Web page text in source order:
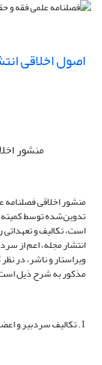
اصول اخلاقی
منشور
منشور اخلاقی
است، ‌تکالیف و
انتشار مجله، اعم از
ویراستار و ناشر، در
مذکور به شرح ذیل
1. تکالیف سردبیر و اعضای هیأت تحریریه